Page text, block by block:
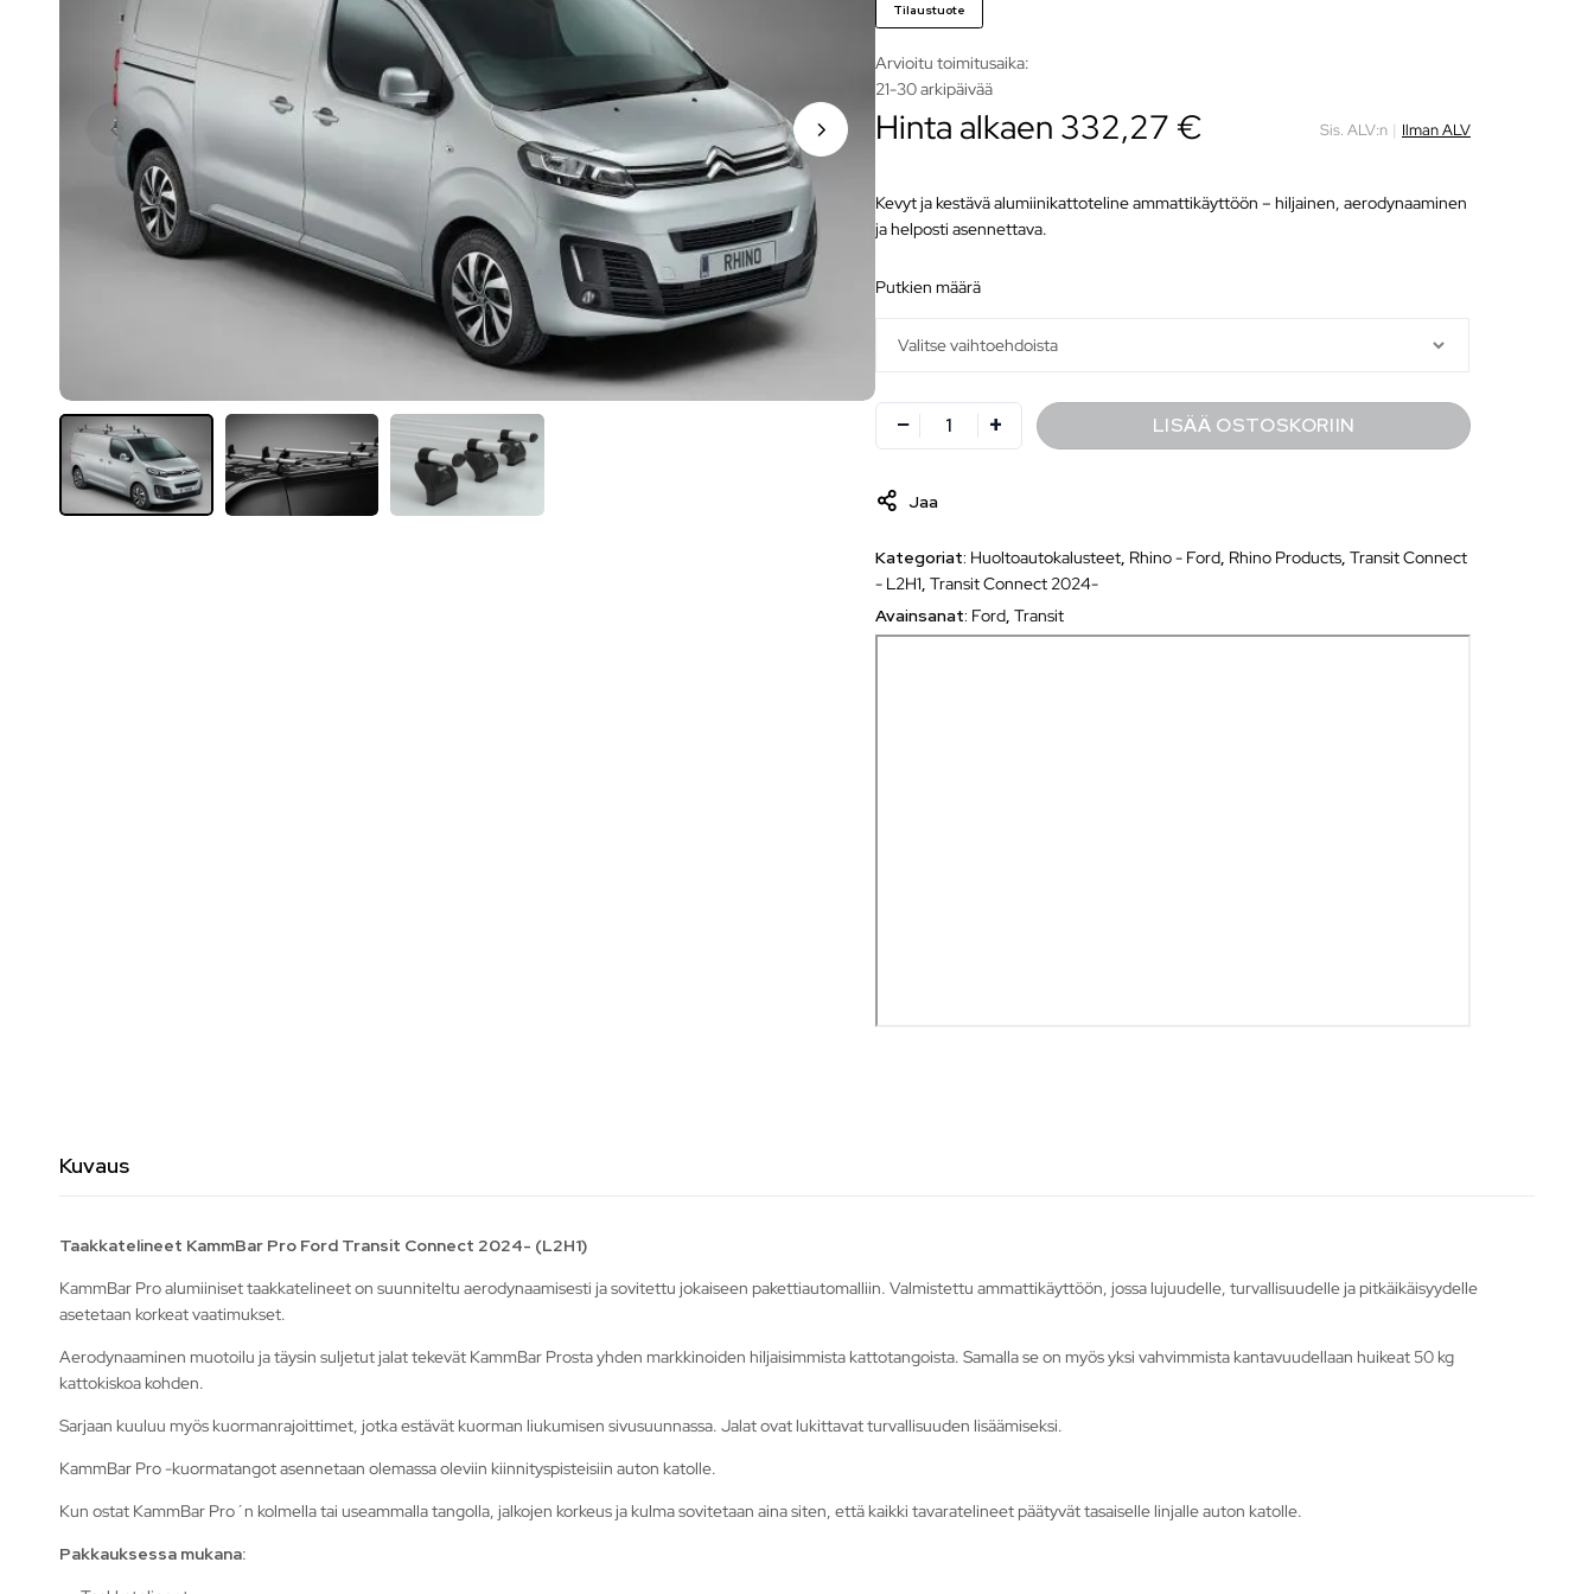
Tilaustuote
Arvioitu toimitusaika:
21-30 arkipäivää
Hinta alkaen 332,27 € Sis. ALV:n | Ilman ALV
Kevyt ja kestävä alumiinikattoteline ammattikäyttöön – hiljainen, aerodynaaminen
ja helposti asennettava.
putkien määrä
LISÄÄ OSTOSKORIIN
Jaa
Kategoriat: Huoltoautokalusteet Rhino - Ford Rhino Products ,Transit Connect
- L2H1 ,Transit Connect 2024-
Avainsanat: Ford ,Transit
Kuvaus
Taakkatelineet KammBar Pro Ford Transit Connect 2024- (L2H1)
KammBar Pro alumiiniset taakkatelineet on suunniteltu aerodynaamisesti ja sovitettu jokaiseen pakettiautomalliin. Valmistettu ammattikäyttöön, jossa lujuudelle, turvallisuudelle ja pitkäikäisyydelle
asetetaan korkeat vaatimukset.
Aerodynaaminen muotoilu ja täysin suljetut jalat tekevät KammBar Prosta yhden markkinoiden hiljaisimmista kattotangoista. Samalla se on myös yksi vahvimmista kantavuudellaan huikeat 50 kg
kattokiskoa kohden.
Sarjaan kuuluu myös kuormanrajoittimet, jotka estävät kuorman liukumisen sivusuunnassa. Jalat ovat lukittavat turvallisuuden lisäämiseksi.
KammBar Pro -kuormatangot asennetaan olemassa oleviin kiinnityspisteisiin auton katolle.
Kun ostat KammBar Pro´n kolmella tai useammalla tangolla, jalkojen korkeus ja kulma sovitetaan aina siten, että kaikki tavaratelineet päätyvät tasaiselle linjalle auton katolle.
Pakkauksessa mukana: